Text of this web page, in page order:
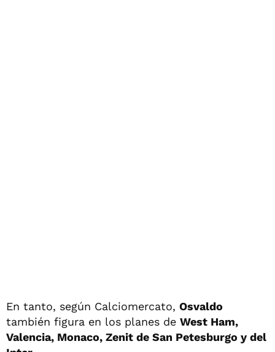
En tanto, según Calciomercato, Osvaldo
también figura en los planes de West Ham,
Valencia, Monaco, Zenit de San Petesburgo y del